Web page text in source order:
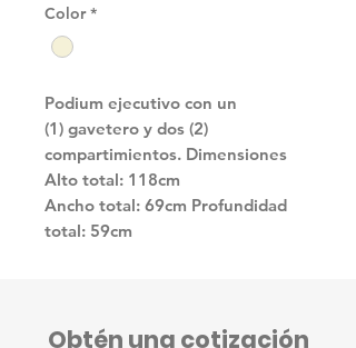
Color *
Podium ejecutivo con un
(1) gavetero y dos (2)
compartimientos. Dimensiones
Alto total: 118cm
Ancho total: 69cm Profundidad
total: 59cm
Obtén una cotización